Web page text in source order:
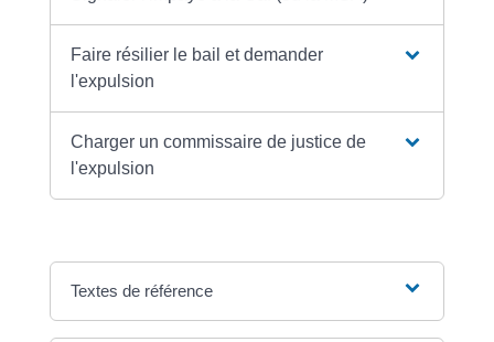
Faire résilier le bail et demander
l'expulsion
Charger un commissaire de justice de
l'expulsion
Textes de référence